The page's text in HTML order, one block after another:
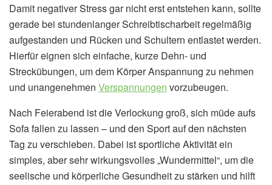
Damit negativer Stress gar nicht erst entstehen kann, sollte
gerade bei stundenlanger Schreibtischarbeit regelmäßig
aufgestanden und Rücken und Schultern entlastet werden.
Hierfür eignen sich einfache, kurze Dehn- und
Streckübungen, um dem Körper Anspannung zu nehmen
und unangenehmen Verspannungen vorzubeugen.
Nach Feierabend ist die Verlockung groß, sich müde aufs
Sofa fallen zu lassen – und den Sport auf den nächsten
Tag zu verschieben. Dabei ist sportliche Aktivität ein
simples, aber sehr wirkungsvolles „Wundermittel“, um die
seelische und körperliche Gesundheit zu stärken und hilft